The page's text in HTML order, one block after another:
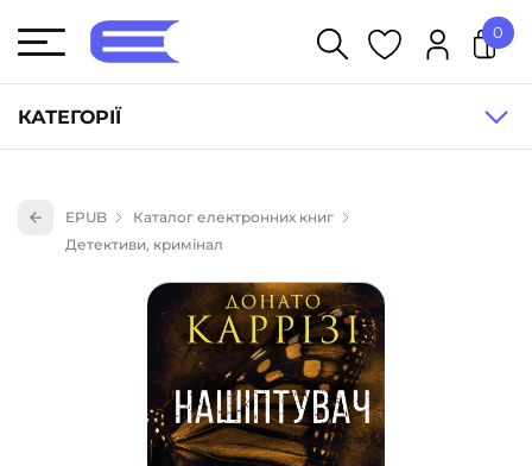
КАТЕГОРІЇ
Книги для дітей (835)
Науково-популярна література (1015)
Навчальна література та посібники (527)
Енциклопедії, довідники, словники (55)
Подарункові сертифікати (1)
0
EPUB
Каталог електронних книг
Детективи, кримінал